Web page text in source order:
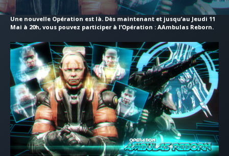
Une nouvelle Opération est là. Dès maintenant et jusqu’au Jeudi 11
Mai à 20h, vous pouvez participer à l’Opération : AAmbulas Reborn.